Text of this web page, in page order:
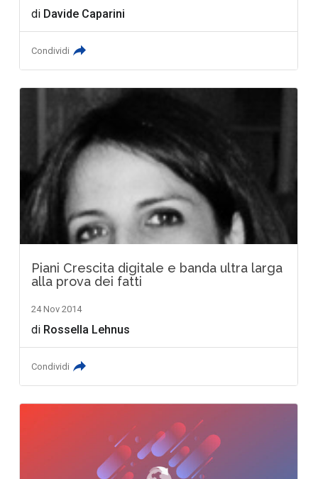
di Davide Caparini
Condividi
Piani Crescita digitale e banda ultra larga
alla prova dei fatti
24 Nov 2014
di Rossella Lehnus
Condividi